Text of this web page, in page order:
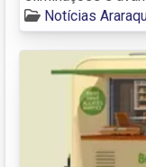
Notícias